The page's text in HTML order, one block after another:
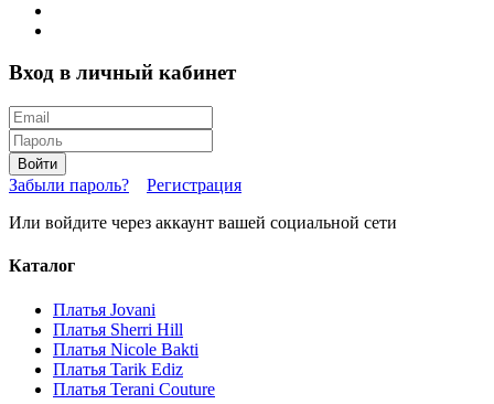
Вход в личный кабинет
Войти
Забыли пароль?
Регистрация
Или войдите через аккаунт вашей социальной сети
Каталог
Платья Jovani
Платья Sherri Hill
Платья Nicole Bakti
Платья Tarik Ediz
Платья Terani Couture